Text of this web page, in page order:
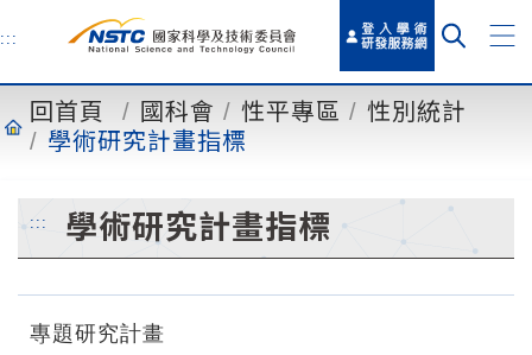
主
容
:::
回首頁 國科會 性平專區
性別統計
學術研究計畫指標
::: 學術研究計畫指標
專題研究計畫